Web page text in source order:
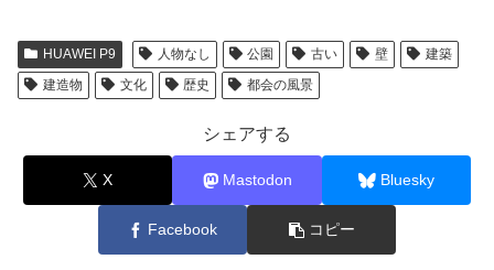
HUAWEI P9 人物なし 公園 古い 壁
建築
建造物
文化 歴史 都会の風景
シェアする
X Mastodon Bluesky
Facebook コピー